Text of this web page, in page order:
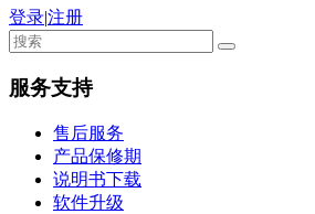
登录|注册
服务支持
售后服务
产品保修期
说明书下载
软件升级